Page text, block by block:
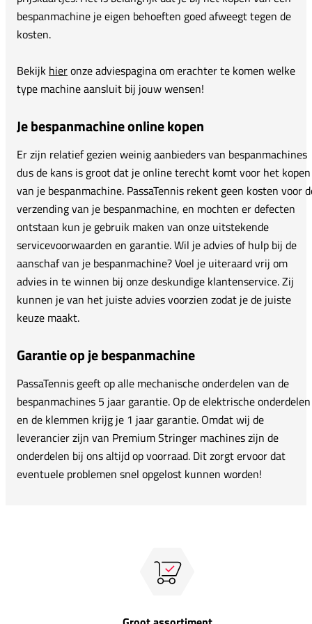
bespanmachine je eigen behoeften goed afweegt tegen de
kosten.
Bekijk hieronze adviespagina om erachter te komen welke
type machine aansluit bij jouw wensen!
Je bespanmachine online kopen
Er zijn relatief gezien weinig aanbieders van bespanmachines
dus de kans is groot dat je online terecht komt voor het kopen
van je bespanmachine. PassaTennis rekent geen kosten voor
verzending van je bespanmachine, en mochten er defecten
ontstaan kun je gebruik maken van onze uitstekende
servicevoorwaarden en garantie. Wil je advies of hulp bij de
aanschaf van je bespanmachine? Voel je uiteraard vrij om
advies in te winnen bij onze deskundige klantenservice. Zij
kunnen je van het juiste advies voorzien zodat je de juiste
keuze maakt.
Garantie op je bespanmachine
PassaTennis geeft op alle mechanische onderdelen van de
bespanmachines 5 jaar garantie. Op de elektrische onderdelen
en de klemmen krijg je 1 jaar garantie. Omdat wij de
leverancier zijn van Premium Stringer machines zijn de
onderdelen bij ons altijd op voorraad. Dit zorgt ervoor dat
eventuele problemen snel opgelost kunnen worden!